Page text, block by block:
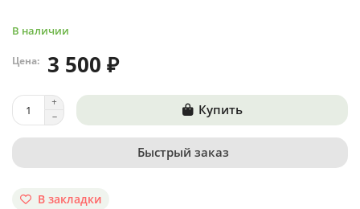
В наличии
Цена: 3 500 ₽
Купить
Быстрый заказ
В закладки